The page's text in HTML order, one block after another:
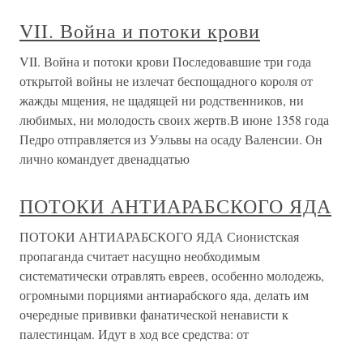
VII. Война и потоки крови
VII. Война и потоки крови Последовавшие три года
открытой войны не излечат беспощадного короля от
жажды мщения, не щадящей ни родственников, ни
любимых, ни молодость своих жертв.В июне 1358 года
Педро отправляется из Уэльвы на осаду Валенсии. Он
лично командует двенадцатью
ПОТОКИ АНТИАРАБСКОГО ЯДА
ПОТОКИ АНТИАРАБСКОГО ЯДА Сионистская
пропаганда считает насущно необходимым
систематически отравлять евреев, особенно молодежь,
огромными порциями антиарабского яда, делать им
очередные прививки фанатической ненависти к
палестинцам. Идут в ход все средства: от